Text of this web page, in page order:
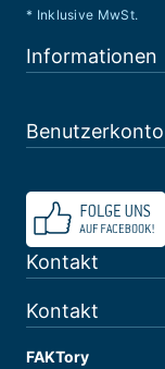
* Inklusive MwSt.
Informationen
Benutzerkonto
Kontakt
Kontakt
FAKTory